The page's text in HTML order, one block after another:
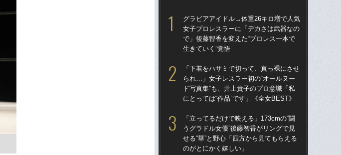
グラビアアイドル→体重26キロ増で人気
女子プロレスラーに「デカさは武器なの
で」後藤智香を変えた“プロレス一本で
生きていく”覚悟
「下着をハサミで切って、真っ裸にさせ
られ…」女子レスラー初の“オールヌー
ド写真集”も、井上貴子のプロ意識「私
にとっては“作品”です」《全女BEST》
「立ってるだけで映える」173cmの“闘
うグラドル女優”後藤智香がリングで見
せる“華”と野心「四方から見てもらえる
のがとにかく嬉しい」